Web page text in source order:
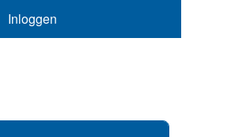
Inloggen